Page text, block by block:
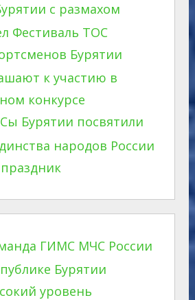
с размахом
Фестиваль ТОС
Бурятии
к участию в
конкурсе
Бурятии посвятили
народов России
ГИМС МЧС России
Бурятии
уровень